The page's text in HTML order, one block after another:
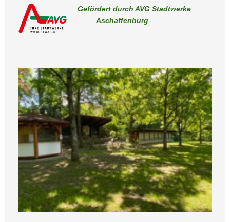
Gefördert durch AVG Stadtwerke
Aschaffenburg